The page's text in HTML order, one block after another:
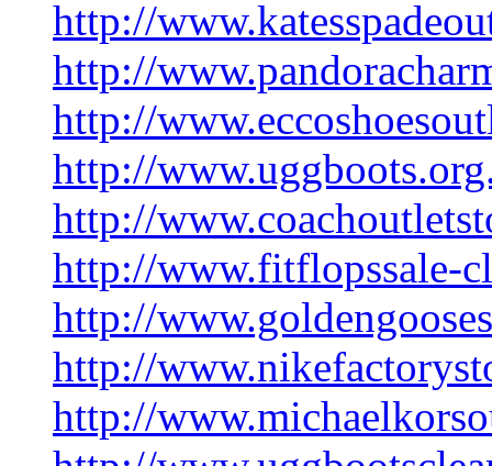
http://
http://
http://
http://
http://
http://www.fitflopssale-
http://
http://
http://